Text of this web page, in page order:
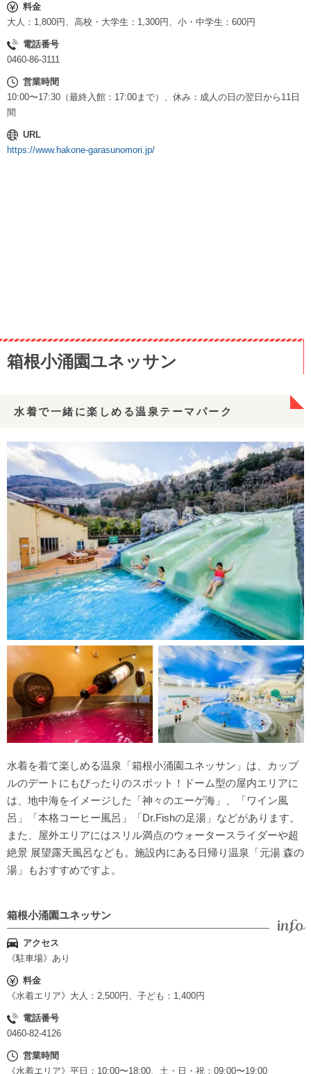
料金
大人：1,800円、高校・大学生：1,300円、小・中学生：600円
電話番号
0460-86-3111
営業時間
10:00〜17:30（最終入館：17:00まで）、休み：成人の日の翌日から11日
間
URL
https://www.hakone-garasunomori.jp/
箱根小涌園ユネッサン
水着で一緒に楽しめる温泉テーマパーク
水着を着て楽しめる温泉「箱根小涌園ユネッサン」は、カップ
ルのデートにもぴったりのスポット！ドーム型の屋内エリアに
は、地中海をイメージした「神々のエーゲ海」、「ワイン風
呂」「本格コーヒー風呂」「Dr.Fishの足湯」などがあります。
また、屋外エリアにはスリル満点のウォータースライダーや超
絶景 展望露天風呂なども。施設内にある日帰り温泉「元湯 森の
湯」もおすすめですよ。
箱根小涌園ユネッサン
アクセス
《駐車場》あり
料金
《水着エリア》大人：2,500円、子ども：1,400円
電話番号
0460-82-4126
営業時間
《水着エリア》平日：10:00〜18:00、土・日・祝：09:00〜19:00